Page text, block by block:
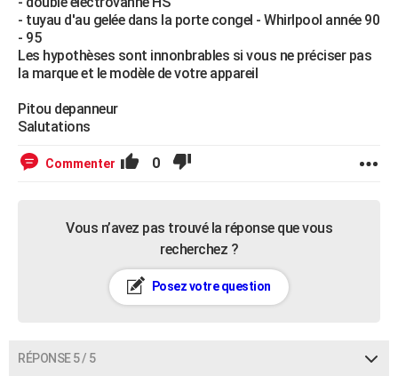
- tuyau d'au gelée dans la porte congel - Whirlpool année 90
- 95
Les hypothèses sont innonbrables si vous ne préciser pas
la marque et le modèle de votre appareil
Pitou depanneur
Salutations
Commenter 0
Vous n’avez pas trouvé la réponse que vous
recherchez ?
Posez votre question
RÉPONSE 5 / 5